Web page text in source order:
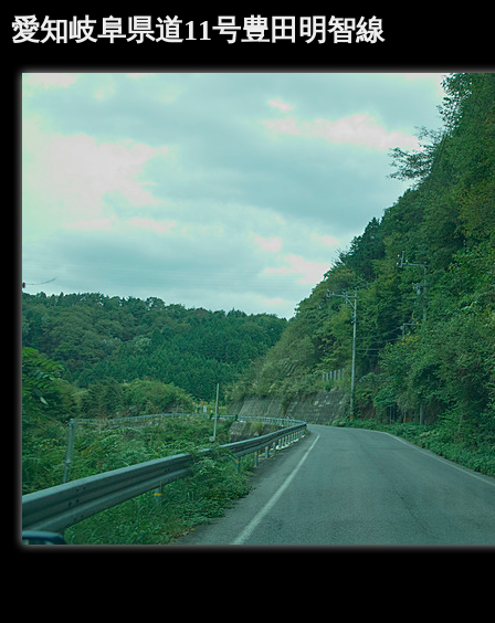
愛知岐阜県道11号豊田明智線